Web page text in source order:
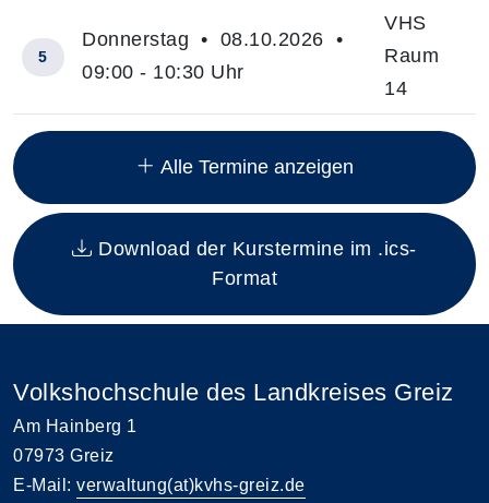
Insgesamt gibt es 15 Termine zum diesen Kurs
5
Donnerstag • 08.10.2026 •
09:00 - 10:30 Uhr
VHS
Raum
14
Alle Termine anzeigen
Download der Kurstermine im .ics-
Format
Volkshochschule des Landkreises Greiz
Am Hainberg 1
07973 Greiz
E-Mail: verwaltung(at)kvhs-greiz.de